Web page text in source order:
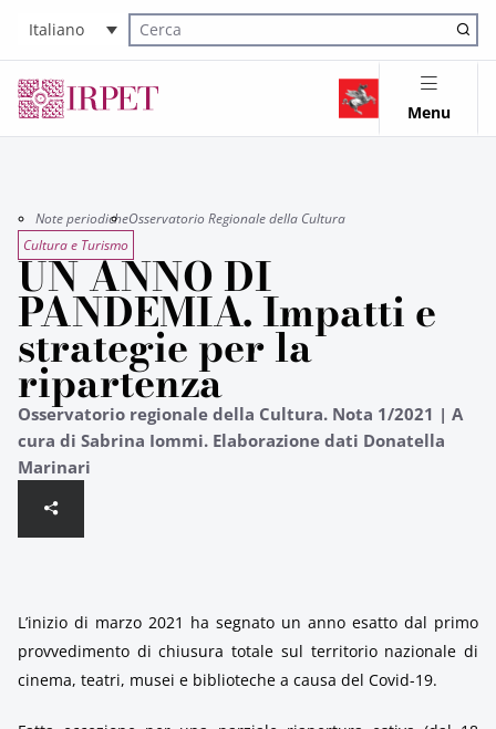
Italiano
Cerca nel sito
Menu
Note periodicheOsservatorio Regionale della Cultura
Cultura e Turismo
UN ANNO DI
PANDEMIA. Impatti e
strategie per la
ripartenza
Osservatorio regionale della Cultura. Nota 1/2021 | A
cura di Sabrina Iommi. Elaborazione dati Donatella
Marinari
L’inizio di marzo 2021 ha segnato un anno esatto dal primo
provvedimento di chiusura totale sul territorio nazionale di
cinema, teatri, musei e biblioteche a causa del Covid-19.